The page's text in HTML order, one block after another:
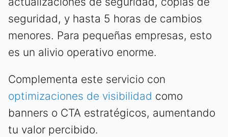
seguridad, y hasta 5 horas de cambios
menores. Para pequeñas empresas, esto
es un alivio operativo enorme.
Complementa este servicio con
optimizaciones de visibilidad como
banners o CTA estratégicos, aumentando
tu valor percibido.